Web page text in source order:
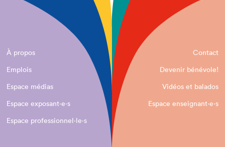
À propos
Contact
Emplois
Devenir bénévole!
Espace médias
Vidéos et balados
Espace exposant·e⋅s
Espace enseignant·e⋅s
Espace professionnel·le⋅s